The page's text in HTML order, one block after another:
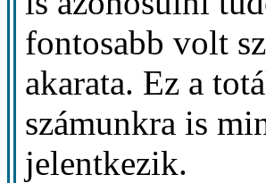
fontosabb volt
akarata. Ez a
számunkra is
jelentkezik.